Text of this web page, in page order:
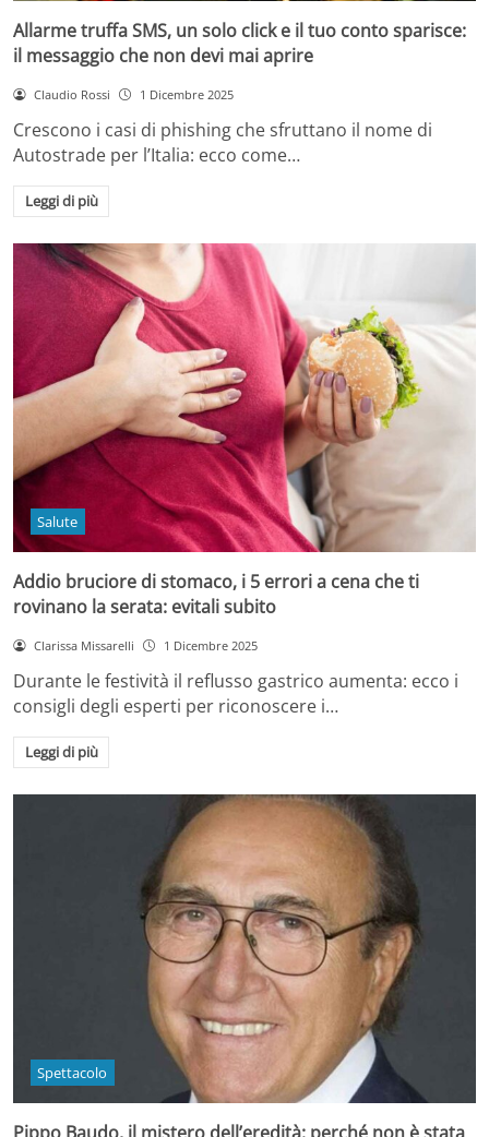
Allarme truffa SMS, un solo click e il tuo conto sparisce:
il messaggio che non devi mai aprire
Claudio Rossi 1 Dicembre 2025
Crescono i casi di phishing che sfruttano il nome di
Autostrade per l’Italia: ecco come…
Leggi di più
Salute
Addio bruciore di stomaco, i 5 errori a cena che ti
rovinano la serata: evitali subito
Clarissa Missarelli 1 Dicembre 2025
Durante le festività il reflusso gastrico aumenta: ecco i
consigli degli esperti per riconoscere i…
Leggi di più
Spettacolo